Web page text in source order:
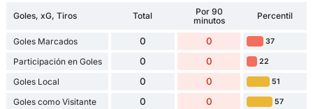
Goles, xG, Tiros Total
Por 90
minutos
Percentil
Goles Marcados 0 0 37
Participación en Goles 0 0 22
Goles Local 0 0 51
Goles como Visitante 0 0 57